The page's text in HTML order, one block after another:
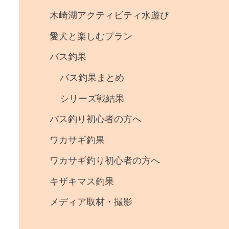
木崎湖アクティビティ水遊び
愛犬と楽しむプラン
バス釣果
バス釣果まとめ
シリーズ戦結果
バス釣り初心者の方へ
ワカサギ釣果
ワカサギ釣り初心者の方へ
キザキマス釣果
メディア取材・撮影
釣
果